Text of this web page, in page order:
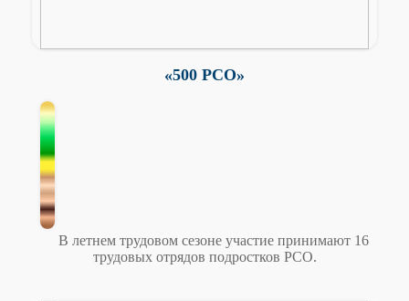
«500 РСО»
В летнем трудовом сезоне участие принимают 16
трудовых отрядов подростков РСО.